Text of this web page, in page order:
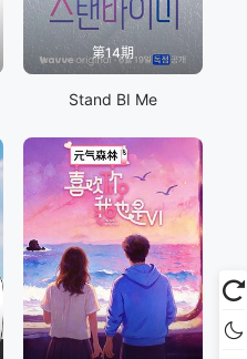
第14期
Stand BI Me